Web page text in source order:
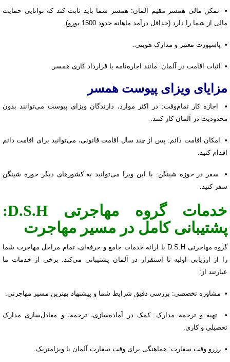
• تمکن مالی همسر مقیم آلمان: همسر شما باید ثابت کند که توانایی حمایت
مالی از شما را دارد (حداقل درآمد ماهانه حدود 1500 یورو).
• پاسپورت معتبر و مدارک هویتی.
• اثبات اقامت در آلمان: مانند اجاره‌نامه یا قرارداد کاری همسر.
مزایای ویزای پیوست همسر
• اجازه کار تمام‌وقت: در اکثر موارد، دارندگان ویزای پیوست می‌توانند بدون
محدودیت در آلمان کار کنند.
• امکان اقامت دائم: پس از چند سال اقامت قانونی، می‌توانید برای اقامت دائم
اقدام کنید.
• سفر در حوزه شینگن: با این ویزا می‌توانید به کشورهای دیگر حوزه شینگن
سفر کنید.
خدمات گروه مهاجرتی D.S.H:
پشتیبانی کامل در مسیر مهاجرت
گروه مهاجرتی D.S.H با ارائه خدمات جامع و حرفه‌ای، تمام مراحل مهاجرت شما
را از ارزیابی اولیه تا استقرار در آلمان پشتیبانی می‌کند. برخی از خدمات ما
عبارتند از:
• مشاوره تخصصی: بررسی دقیق شرایط شما و پیشنهاد بهترین مسیر مهاجرتی.
• تهیه و ترجمه مدارک: کمک در آماده‌سازی، ترجمه، و معادل‌سازی مدارک
تحصیلی و کاری.
• رزرو وقت سفارت: هماهنگی برای وقت سفارت آلمان یا ویزامتریک.